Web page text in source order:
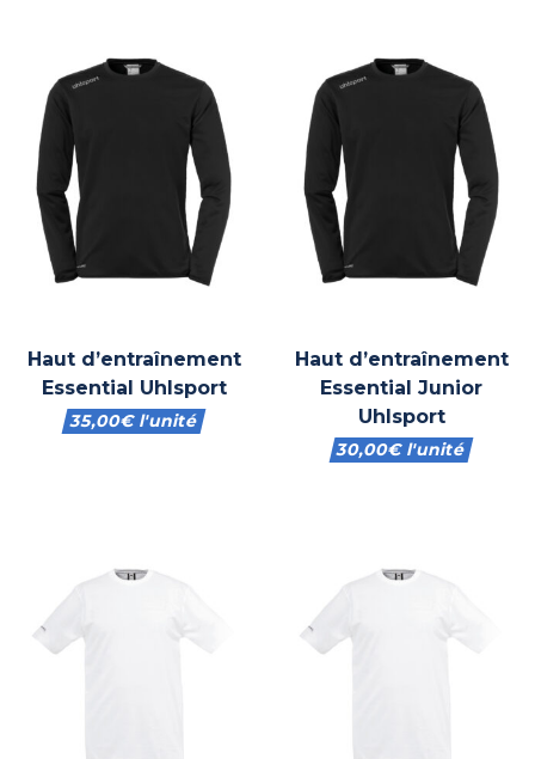
Haut d’entraînement
Essential Uhlsport
35,00€l'unité
Haut d’entraînement
Essential Junior
Uhlsport
30,00€l'unité